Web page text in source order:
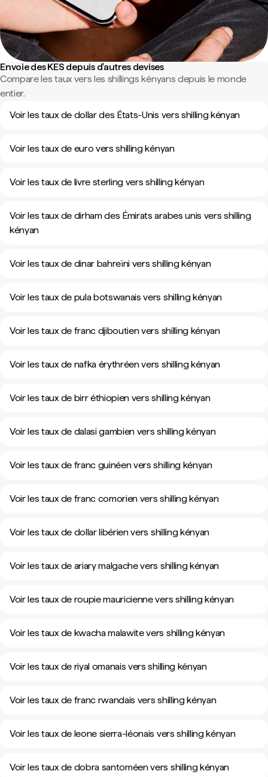
Envoie des KES depuis d'autres devises
Compare les taux vers les shillings kényans depuis le monde
entier.
Voir les taux de dollar des États-Unis vers shilling kényan
Voir les taux de euro vers shilling kényan
Voir les taux de livre sterling vers shilling kényan
Voir les taux de dirham des Émirats arabes unis vers shilling
kényan
Voir les taux de dinar bahreïni vers shilling kényan
Voir les taux de pula botswanais vers shilling kényan
Voir les taux de franc djiboutien vers shilling kényan
Voir les taux de nafka érythréen vers shilling kényan
Voir les taux de birr éthiopien vers shilling kényan
Voir les taux de dalasi gambien vers shilling kényan
Voir les taux de franc guinéen vers shilling kényan
Voir les taux de franc comorien vers shilling kényan
Voir les taux de dollar libérien vers shilling kényan
Voir les taux de ariary malgache vers shilling kényan
Voir les taux de roupie mauricienne vers shilling kényan
Voir les taux de kwacha malawite vers shilling kényan
Voir les taux de riyal omanais vers shilling kényan
Voir les taux de franc rwandais vers shilling kényan
Voir les taux de leone sierra-léonais vers shilling kényan
Voir les taux de dobra santoméen vers shilling kényan